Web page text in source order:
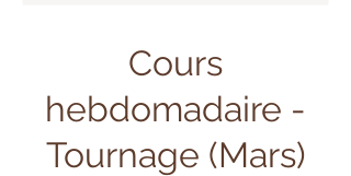
Cours
hebdomadaire -
Tournage (Mars)